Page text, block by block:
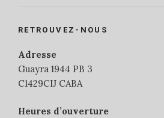
RETROUVEZ-NOUS
Adresse
Guayra 1944 PB 3
C1429CIJ CABA
Heures d’ouverture